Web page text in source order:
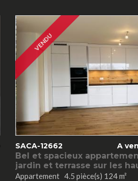
VENDU
SACA-12662 A
Bel et spacieux
jardin et terrasse sur les
Appartement 4.5 pièce(s) 124 m²